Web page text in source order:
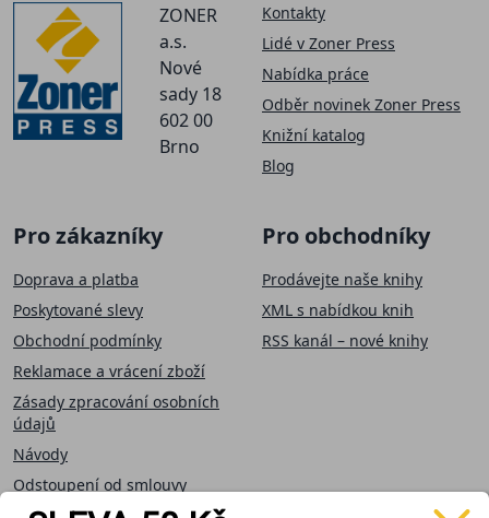
ZONER
a.s.
Nové
sady 18
602 00
Brno
Kontakty
Lidé v Zoner Press
Nabídka práce
Odběr novinek Zoner Press
Knižní katalog
Blog
Pro zákazníky
Doprava a platba
Poskytované slevy
Obchodní podmínky
Reklamace a vrácení zboží
Zásady zpracování osobních
údajů
Návody
Odstoupení od smlouvy
Pro obchodníky
Prodávejte naše knihy
XML s nabídkou knih
RSS kanál – nové knihy